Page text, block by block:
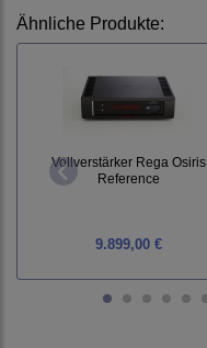
Ähnliche Produkte:
Vollverstärker Rega Osiris
Reference
9.899,00 €